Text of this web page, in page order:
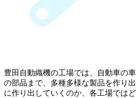
豊田自動織機の工場では、自動車の
の部品まで、多種多様な製品を作り
に作り出していくのか、各工場では